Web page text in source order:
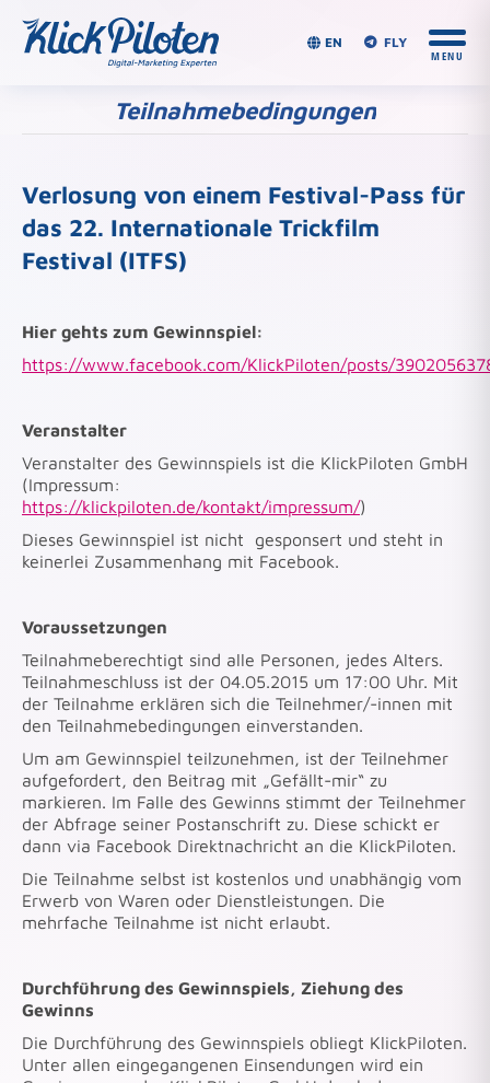
EN FLY
Teilnahmebedingungen
Du bist hier:
Verlosung von einem Festival-Pass für
das 22. Internationale Trickfilm
Festival (ITFS)
Hier gehts zum Gewinnspiel:
https://www.facebook.com/KlickPiloten/posts/
Veranstalter
Veranstalter des Gewinnspiels ist die KlickPiloten GmbH
(Impressum:
https://klickpiloten.de/kontakt/impressum/)
Dieses Gewinnspiel ist nicht gesponsert und steht in
keinerlei Zusammenhang mit Facebook.
Voraussetzungen
Teilnahmeberechtigt sind alle Personen, jedes Alters.
Teilnahmeschluss ist der 04.05.2015 um 17:00 Uhr. Mit
der Teilnahme erklären sich die Teilnehmer/-innen mit
den Teilnahmebedingungen einverstanden.
Um am Gewinnspiel teilzunehmen, ist der Teilnehmer
aufgefordert, den Beitrag mit „Gefällt-mir“ zu
markieren. Im Falle des Gewinns stimmt der Teilnehmer
der Abfrage seiner Postanschrift zu. Diese schickt er
dann via Facebook Direktnachricht an die KlickPiloten.
Die Teilnahme selbst ist kostenlos und unabhängig vom
Erwerb von Waren oder Dienstleistungen. Die
mehrfache Teilnahme ist nicht erlaubt.
Durchführung des Gewinnspiels, Ziehung des
Gewinns
Die Durchführung des Gewinnspiels obliegt KlickPiloten.
Unter allen eingegangenen Einsendungen wird ein